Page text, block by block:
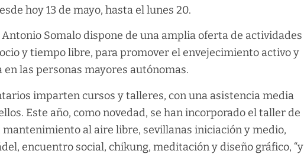
hoy 13 de mayo, hasta el lunes 20.
Somalo dispone de una amplia oferta de actividades
y tiempo libre, para promover el envejecimiento activo y
las personas mayores autónomas.
imparten cursos y talleres, con una asistencia media
Este año, como novedad, se han incorporado el taller de
mantenimiento al aire libre, sevillanas iniciación y medio,
encuentro social, chikung, meditación y diseño gráfico, “y